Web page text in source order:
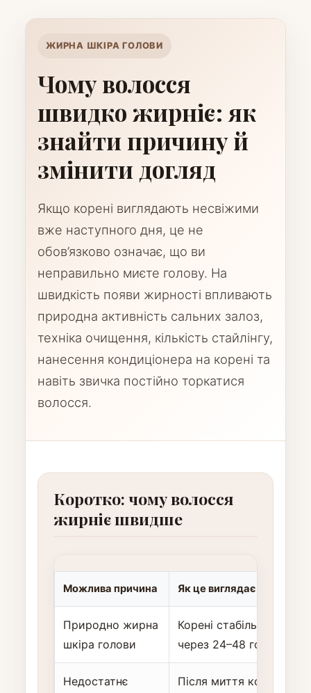
ЖИРНА ШКІРА ГОЛОВИ
Чому волосся
швидко жирніє: як
знайти причину й
змінити догляд
Якщо корені виглядають несвіжими
вже наступного дня, це не
обов’язково означає, що ви
неправильно миєте голову. На
швидкість появи жирності впливають
природна активність сальних залоз,
техніка очищення, кількість стайлінгу,
нанесення кондиціонера на корені та
навіть звичка постійно торкатися
волосся.
Коротко: чому волосся
жирніє швидше
Можлива причина Як це виглядає
Природно жирна
шкіра голови
Корені стабільно
через 24–48 годин
Недостатнє
Після миття корені